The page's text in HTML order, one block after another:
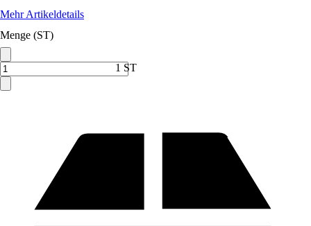
Mehr Artikeldetails
Menge (ST)
1 ST